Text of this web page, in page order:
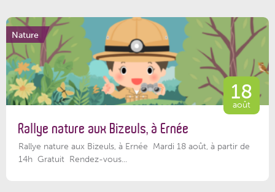
Nature
18
août
Rallye nature aux Bizeuls, à Ernée
Rallye nature aux Bizeuls, à Ernée Mardi 18 août, à partir de
14h Gratuit Rendez-vous...